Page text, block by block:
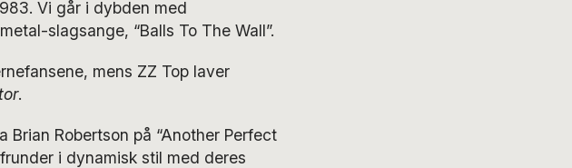
Vi går i dybden med
slagsange, “Balls To The Wall”.
mens ZZ Top laver
.
Robertson på “Another Perfect
i dynamisk stil med deres